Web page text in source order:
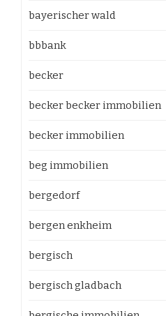
bayerischer wald
bbbank
becker
becker becker immobilien
becker immobilien
beg immobilien
bergedorf
bergen enkheim
bergisch
bergisch gladbach